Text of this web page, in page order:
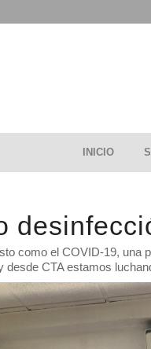
INICIO
como el COVID-19, una
desde CTA estamos